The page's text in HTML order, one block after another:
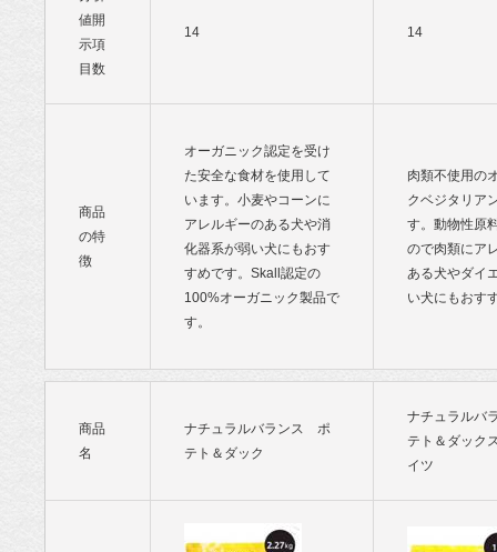
値開
示項
目数
14 14
商品
の特
徴
オーガニック認定を受け
た安全な食材を使用して
います。小麦やコーンに
アレルギーのある犬や消
化器系が弱い犬にもおす
すめです。Skall認定の
100%オーガニック製品で
す。
肉類不使用の
クベジタリア
す。動物性原
ので肉類にア
ある犬やダイ
い犬にもおす
商品
名
ナチュラルバランス ポ
テト＆ダック
ナチュラルバ
テト＆ダック
イツ